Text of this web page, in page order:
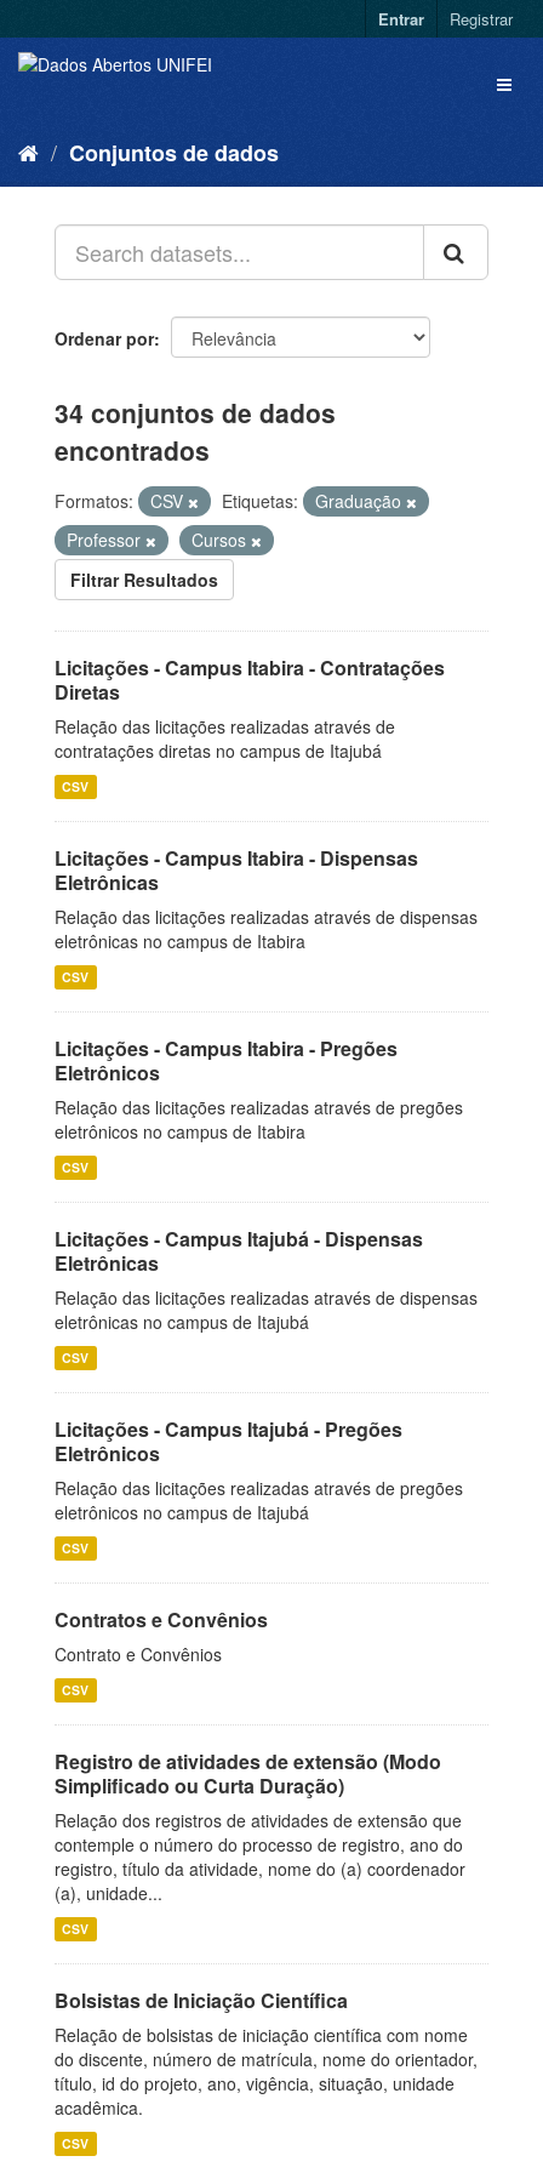
Entrar Registrar
Conjuntos de dados
Ordenar por
34 conjuntos de dados
encontrados
Formatos: CSV Etiquetas:
Graduação
Professor
Cursos
Filtrar Resultados
Licitações - Campus Itabira - Contratações
Diretas
Relação das licitações realizadas através de
contratações diretas no campus de Itajubá
CSV
Licitações - Campus Itabira - Dispensas
Eletrônicas
Relação das licitações realizadas através de dispensas
eletrônicas no campus de Itabira
CSV
Licitações - Campus Itabira - Pregões
Eletrônicos
Relação das licitações realizadas através de pregões
eletrônicos no campus de Itabira
CSV
Licitações - Campus Itajubá - Dispensas
Eletrônicas
Relação das licitações realizadas através de dispensas
eletrônicas no campus de Itajubá
CSV
Licitações - Campus Itajubá - Pregões
Eletrônicos
Relação das licitações realizadas através de pregões
eletrônicos no campus de Itajubá
CSV
Contratos e Convênios
Contrato e Convênios
CSV
Registro de atividades de extensão (Modo
Simplificado ou Curta Duração)
Relação dos registros de atividades de extensão que
contemple o número do processo de registro, ano do
registro, título da atividade, nome do (a) coordenador
(a), unidade...
CSV
Bolsistas de Iniciação Científica
Relação de bolsistas de iniciação científica com nome
do discente, número de matrícula, nome do orientador,
título, id do projeto, ano, vigência, situação, unidade
acadêmica.
CSV